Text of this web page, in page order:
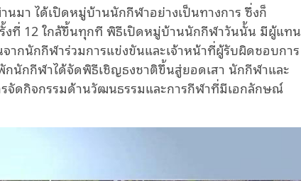
นมา ได้เปิดหมู่บ้านนักกีฬาอย่างเป็นทางการ ซึ่งก็
รั้งที่ 12 ใกล้ขึ้นทุกที พิธีเปิดหมู่บ้านนักกีฬาวันนั้น มีผู้แทน
ากนักกีฬาร่วมการแข่งขันและเจ้าหน้าที่ผู้รับผิดชอบการ
นักกีฬาได้จัดพิธีเชิญธงชาติขึ้นสู่ยอดเสา นักกีฬาและ
จัดกิจกรรมด้านวัฒนธรรมและการกีฬาที่มีเอกลักษณ์